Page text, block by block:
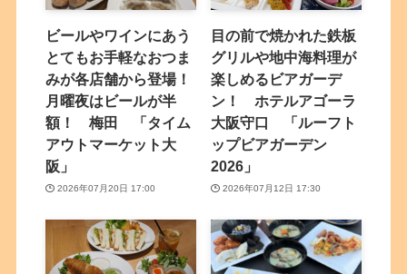
ビールやワインにあう
とてもお手軽なおつま
みが各店舗から登場！
月曜夜はビールが半
額！ 梅田 「タイム
アウトマーケット大
阪」
2026年07月20日 17:00
目の前で焼かれた鉄板
グリルや地中海料理が
楽しめるビアガーデ
ン！ ホテルアゴーラ
大阪守口 「ルーフト
ップビアガーデン
2026」
2026年07月12日 17:30